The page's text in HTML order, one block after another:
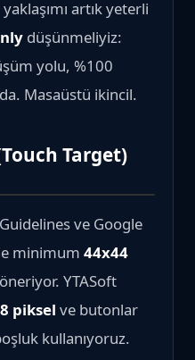
artık yeterli
düşünmeliyiz:
yolu, %100
Masaüstü ikincil.
Target)
ve Google
minimum 44x44
YTASoft
piksel ve butonlar
kullanıyoruz.